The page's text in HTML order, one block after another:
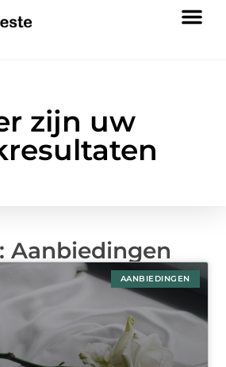
zijn uw
Aanbiedingen
AANBIEDINGEN